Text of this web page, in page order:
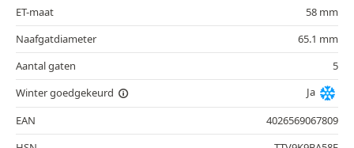
ET-maat
58 mm
Naafgatdiameter
65.1 mm
Aantal gaten
5
Winter goedgekeurd
Ja
EAN
4026569067809